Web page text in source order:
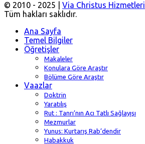
© 2010 - 2025 | Via Christus Hizmetleri
Tüm hakları saklıdır.
Ana Sayfa
Temel Bilgiler
Öğretişler
Makaleler
Konulara Göre Araştır
Bölüme Göre Araştır
Vaazlar
Doktrin
Yaratılış
Rut : Tanrı’nın Acı Tatlı Sağlayışı
Mezmurlar
Yunus: Kurtarış Rab’dendir
Habakkuk